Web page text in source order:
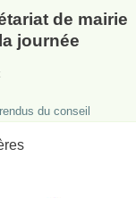
de mairie
journée
du conseil